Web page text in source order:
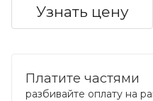
Узнать цену
Платите частями
разбивайте оплату на